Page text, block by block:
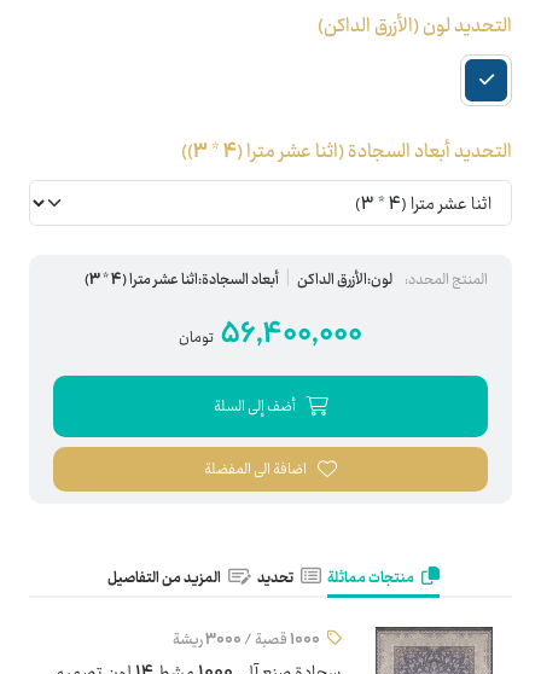
التحديد لون(الأزرق الداكن)
التحديد أبعاد السجادة(اثنا عشر مترا (4 * 3))
المنتج المحدد: لون:الأزرق الداكن أبعاد السجادة:اثنا عشر مترا (4 * 3)
56,400,000 تومان
أضف إلى السلة
اضافة الى المفضلة
منتجات مماثلة تحديد المزيد من التفاصيل
1000 قصبة / 3000 ريشة